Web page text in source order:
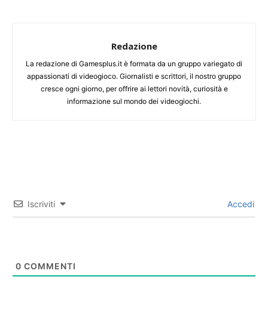
Redazione
La redazione di Gamesplus.it è formata da un gruppo variegato di
appassionati di videogioco. Giornalisti e scrittori, il nostro gruppo
cresce ogni giorno, per offrire ai lettori novità, curiosità e
informazione sul mondo dei videogiochi.
Iscriviti Accedi
0 COMMENTI